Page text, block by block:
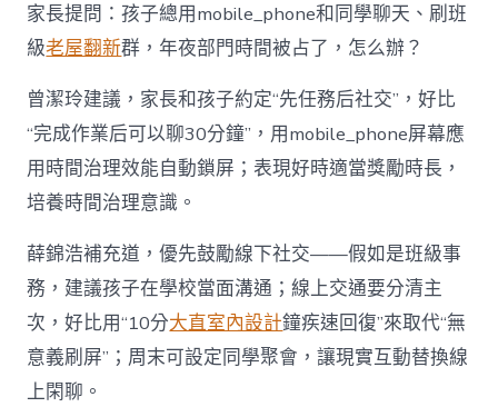
家長提問：孩子總用mobile_phone和同學聊天、刷班
級老屋翻新群，年夜部門時間被占了，怎么辦？
曾潔玲建議，家長和孩子約定“先任務后社交”，好比
“完成作業后可以聊30分鐘”，用mobile_phone屏幕應
用時間治理效能自動鎖屏；表現好時適當獎勵時長，
培養時間治理意識。
薛錦浩補充道，優先鼓勵線下社交——假如是班級事
務，建議孩子在學校當面溝通；線上交通要分清主
次，好比用“10分大直室內設計鐘疾速回復”來取代“無
意義刷屏”；周末可設定同學聚會，讓現實互動替換線
上閑聊。